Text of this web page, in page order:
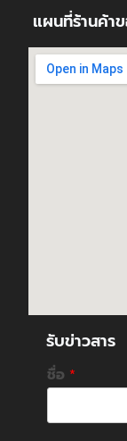
แผนที่ร้านค้าข
รับข่าวสาร
ชื่อ *
F